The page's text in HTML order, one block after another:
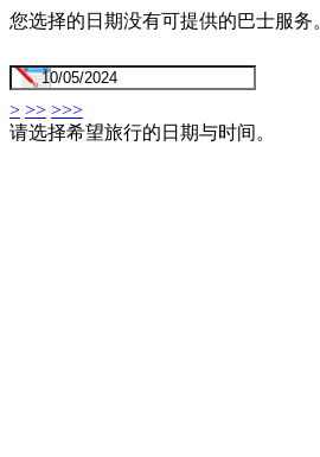
您选择的日期没有可提供的巴士服务
> >> >>>
请选择希望旅行的日期与时间。